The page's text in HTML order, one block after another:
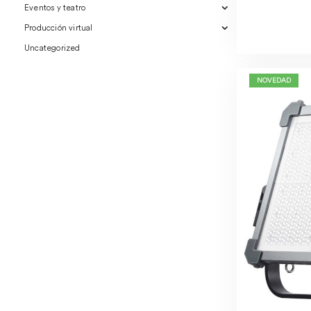
NOVEDAD
Eventos y teatro
Producción virtual
Uncategorized